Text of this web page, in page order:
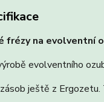
frézy na evolventní
evolventního
ještě z